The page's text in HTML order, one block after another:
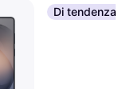
Di tendenza